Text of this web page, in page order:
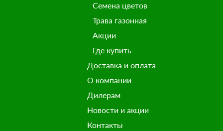
Семена цветов
Трава газонная
Акции
Где купить
Доставка и оплата
О компании
Дилерам
Новости и акции
Контакты